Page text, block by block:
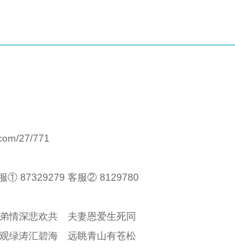
27/771
① 87329279 客服② 8129780
情深悲欢共 夫妻恩爱生死同
绿涛汇碧海 远眺青山有苍松